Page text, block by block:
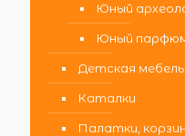
Юный
Юный
Детская мебель
Каталки
Палатки,